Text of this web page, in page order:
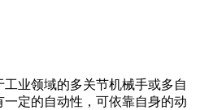
业领域的多关节机械手或多自
定的自动性，可依靠自身的动